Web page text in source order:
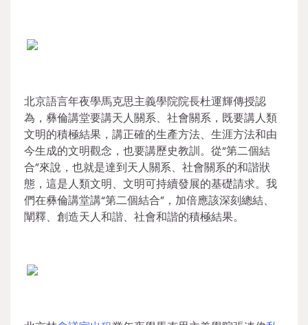
北京語言年夜學馬克思主義學院院長杜運輝傳授認
為，彝倫講堂要講天人關系、社會關系，既要講人類
文明的積極結果，講正確的生產方法、生涯方法和由
今生成的文明觀念，也要講歷史教訓。從“第二個結
合”來說，也就是達到天人關系、社會關系的和諧狀
態，這是人類文明、文明可持續發展的基礎請求。我
們在彝倫講堂講“第二個結合”，加倍應該深刻總結、
闡釋、創造天人和諧、社會和諧的積極結果。